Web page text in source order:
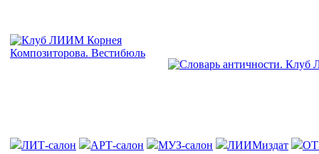
ЛИТ-салон АРТ-салон МУЗ-салон ЛИИМиздат